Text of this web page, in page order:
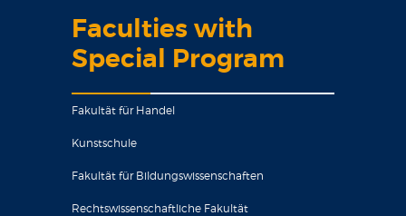
Faculties with
Special Program
Fakultät für Handel
Kunstschule
Fakultät für Bildungswissenschaften
Rechtswissenschaftliche Fakultät